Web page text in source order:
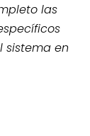
las
sistema en